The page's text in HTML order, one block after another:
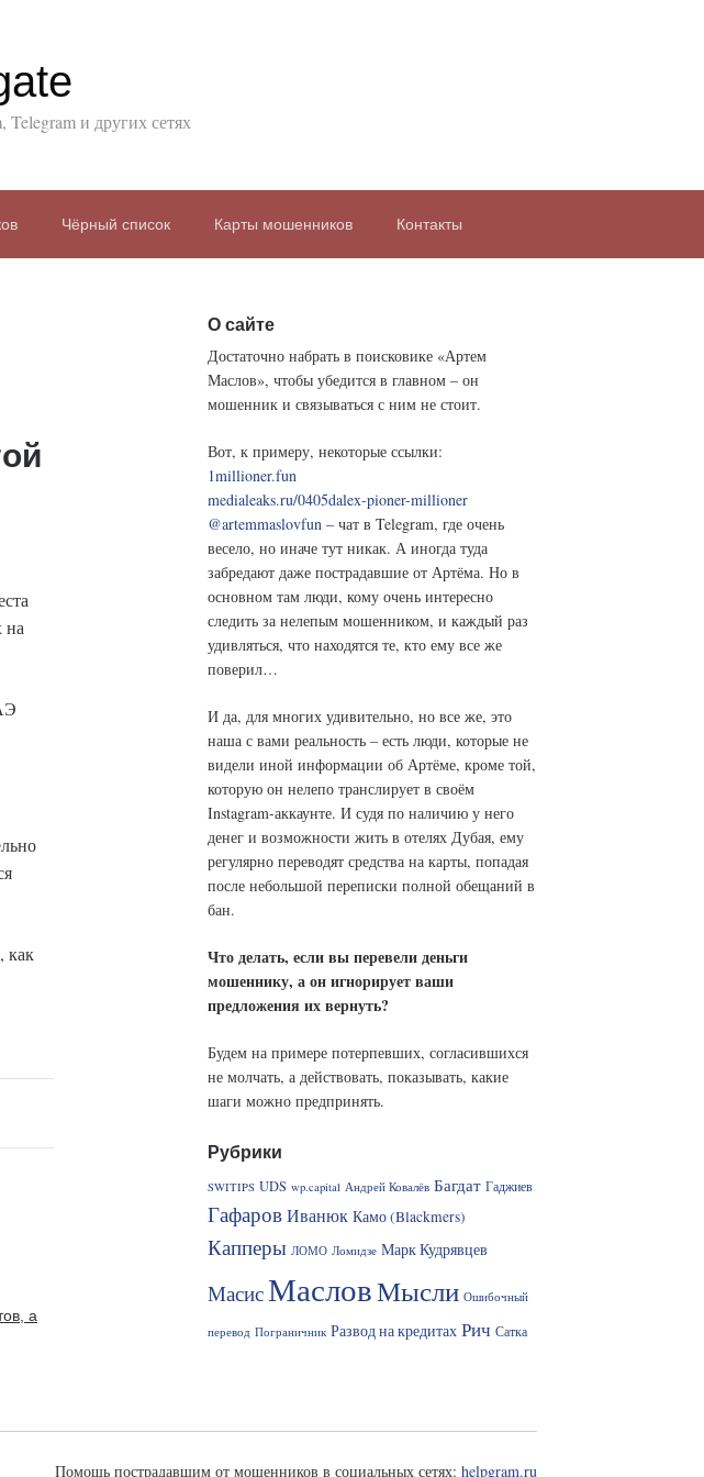
и других сетях
Чёрный список Карты мошенников Контакты
на
как
а
О сайте
Достаточно набрать в поисковике «Артем
Маслов», чтобы убедится в главном – он
мошенник и связываться с ним не стоит.
Вот, к примеру, некоторые ссылки:
1millioner.fun
medialeaks.ru/0405dalex-pioner-millioner
@artemmaslovfun – чат в Telegram, где очень
весело, но иначе тут никак. А иногда туда
забредают даже пострадавшие от Артёма. Но в
основном там люди, кому очень интересно
следить за нелепым мошенником, и каждый раз
удивляться, что находятся те, кто ему все же
поверил…
И да, для многих удивительно, но все же, это
наша с вами реальность – есть люди, которые не
видели иной информации об Артёме, кроме той,
которую он нелепо транслирует в своём
Instagram-аккаунте. И судя по наличию у него
денег и возможности жить в отелях Дубая, ему
регулярно переводят средства на карты, попадая
после небольшой переписки полной обещаний в
бан.
Что делать, если вы перевели деньги
мошеннику, а он игнорирует ваши
предложения их вернуть?
Будем на примере потерпевших, согласившихся
не молчать, а действовать, показывать, какие
шаги можно предпринять.
Рубрики
SWITIPS UDS wp.capital Андрей Ковалёв Багдат Гаджиев
ГафаровИванюк Камо (Blackmers)
Капперы ЛОМО Ломидзе Марк Кудрявцев
МасисМасловМысли Ошибочный
перевод Пограничник Развод на кредитах Рич Сатка
Помощь пострадавшим от мошенников в социальных сетях: helpgram.ru